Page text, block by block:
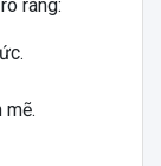
ràng: